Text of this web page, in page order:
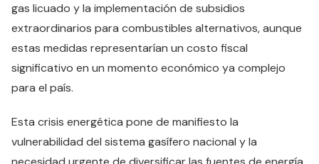
gas licuado y la implementación de subsidios
extraordinarios para combustibles alternativos, aunque
estas medidas representarían un costo fiscal
significativo en un momento económico ya complejo
para el país.
Esta crisis energética pone de manifiesto la
vulnerabilidad del sistema gasífero nacional y la